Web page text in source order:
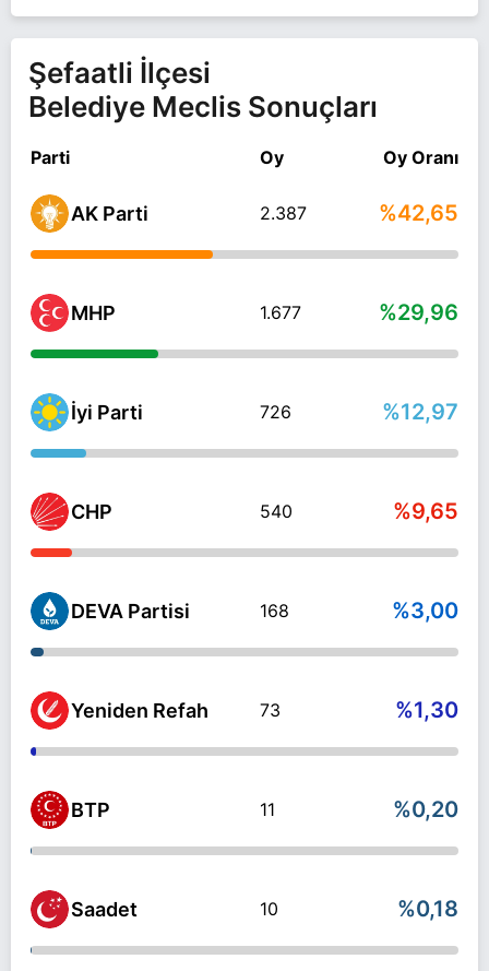
Şefaatli İlçesi
Belediye Meclis Sonuçları
Parti Oy Oy Oranı
AK Parti 2.387 %42,65
MHP 1.677 %29,96
İyi Parti 726 %12,97
CHP 540 %9,65
DEVA Partisi 168 %3,00
Yeniden Refah 73 %1,30
BTP 11 %0,20
Saadet 10 %0,18